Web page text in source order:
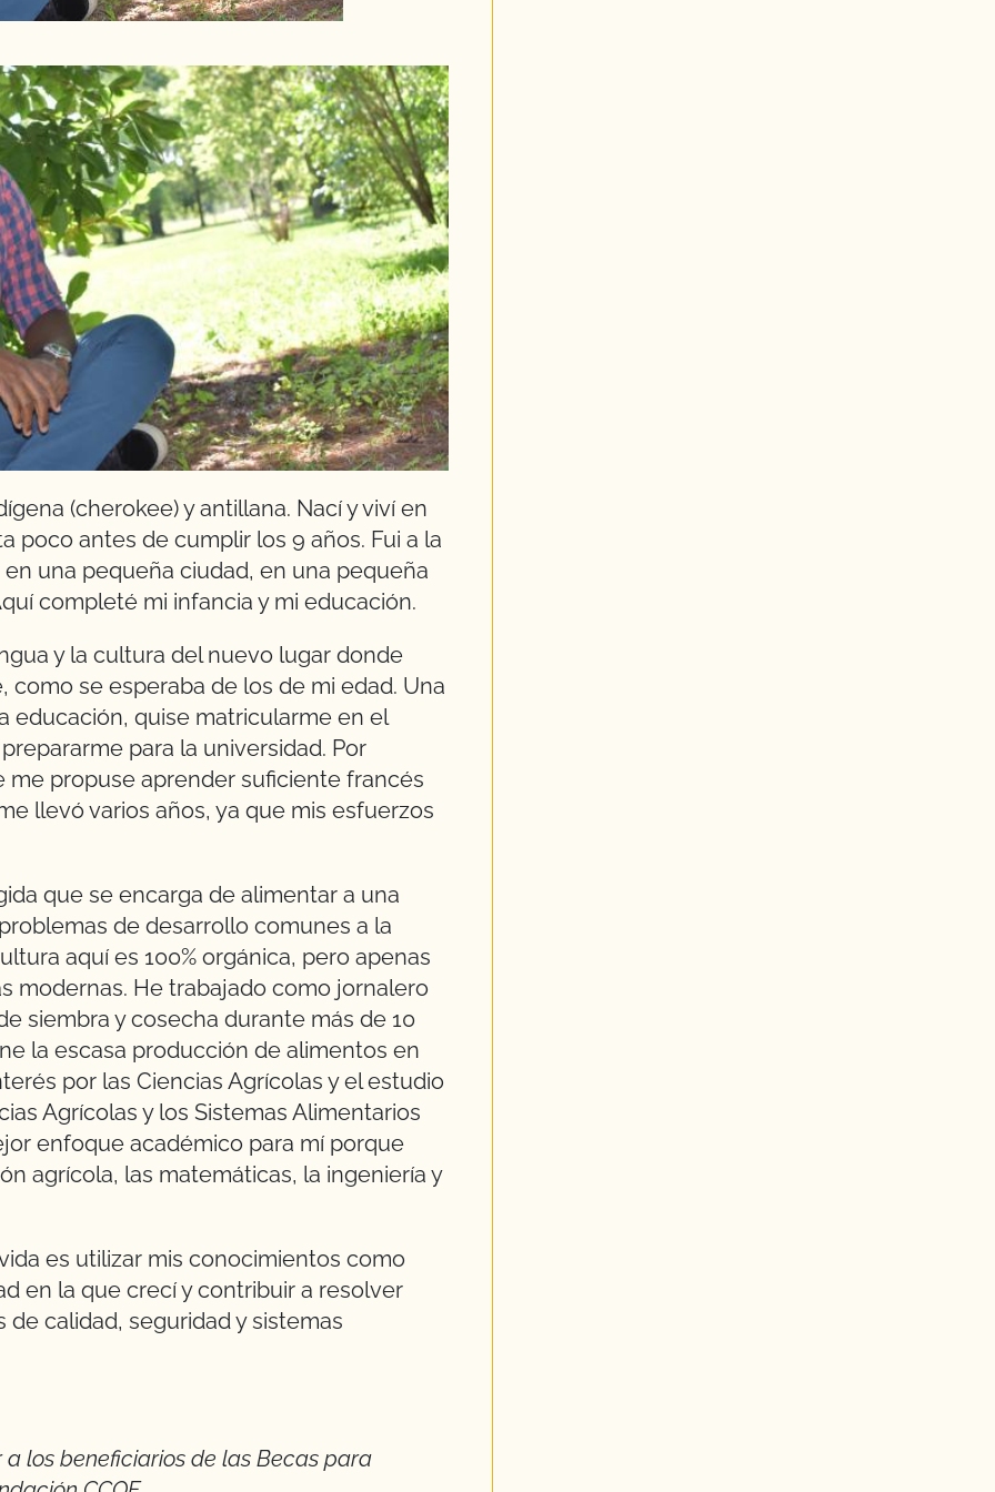
(cherokee) y antillana. Nací y viví en
poco antes de cumplir los 9 años. Fui a la
una pequeña ciudad, en una pequeña
completé mi infancia y mi educación.
y la cultura del nuevo lugar donde
como se esperaba de los de mi edad. Una
educación, quise matricularme en el
para la universidad. Por
me propuse aprender suficiente francés
llevó varios años, ya que mis esfuerzos
que se encarga de alimentar a una
de desarrollo comunes a la
aquí es 100% orgánica, pero apenas
modernas. He trabajado como jornalero
siembra y cosecha durante más de 10
la escasa producción de alimentos en
por las Ciencias Agrícolas y el estudio
Agrícolas y los Sistemas Alimentarios
enfoque académico para mí porque
agrícola, las matemáticas, la ingeniería y
es utilizar mis conocimientos como
en la que crecí y contribuir a resolver
calidad, seguridad y sistemas
los beneficiarios de las Becas para